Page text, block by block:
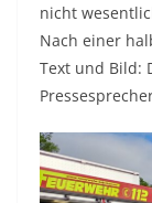
nicht
Nach einer
Text und Bild: